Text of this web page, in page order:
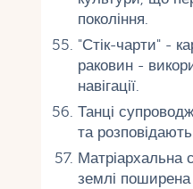
покоління.
"Стік-чарти" -
раковин -
навігації.
Танці
та розповідають
Матріархальна
землі поширена